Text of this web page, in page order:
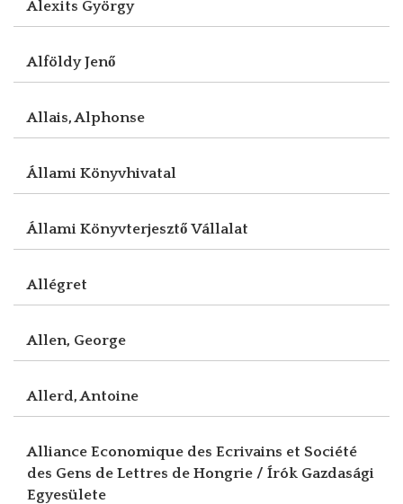
Alexits György
Alföldy Jenő
Allais, Alphonse
Állami Könyvhivatal
Állami Könyvterjesztő Vállalat
Allégret
Allen, George
Allerd, Antoine
Alliance Economique des Ecrivains et Société
des Gens de Lettres de Hongrie / Írók Gazdasági
Egyesülete